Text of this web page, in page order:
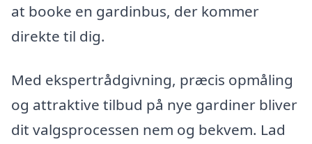
at booke en gardinbus, der kommer
direkte til dig.
Med ekspertrådgivning, præcis opmåling
og attraktive tilbud på nye gardiner bliver
dit valgsprocessen nem og bekvem. Lad